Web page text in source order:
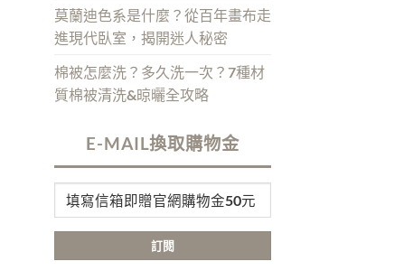
莫蘭迪色系是什麼？從百年畫布走
進現代臥室，揭開迷人秘密
棉被怎麼洗？多久洗一次？7種材
質棉被清洗&晾曬全攻略
E-MAIL換取購物金